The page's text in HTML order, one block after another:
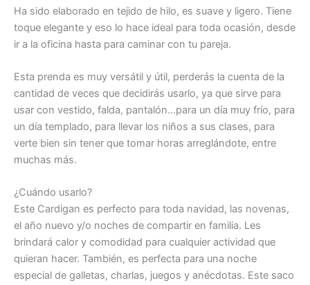
Ha sido elaborado en tejido de hilo, es suave y ligero. Tiene
toque elegante y eso lo hace ideal para toda ocasión, desde
ir a la oficina hasta para caminar con tu pareja.
Esta prenda es muy versátil y útil, perderás la cuenta de la
cantidad de veces que decidirás usarlo, ya que sirve para
usar con vestido, falda, pantalón…para un día muy frío, para
un día templado, para llevar los niños a sus clases, para
verte bien sin tener que tomar horas arreglándote, entre
muchas más.
¿Cuándo usarlo?
Este Cardigan es perfecto para toda navidad, las novenas,
el año nuevo y/o noches de compartir en familia. Les
brindará calor y comodidad para cualquier actividad que
quieran hacer. También, es perfecta para una noche
especial de galletas, charlas, juegos y anécdotas. Este saco